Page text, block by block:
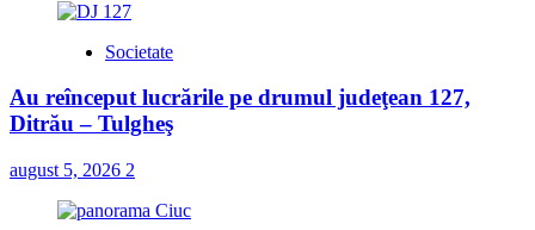
Societate
Au reînceput lucrările pe drumul judeţean 127,
Ditrău – Tulgheş
august 5, 2026 2